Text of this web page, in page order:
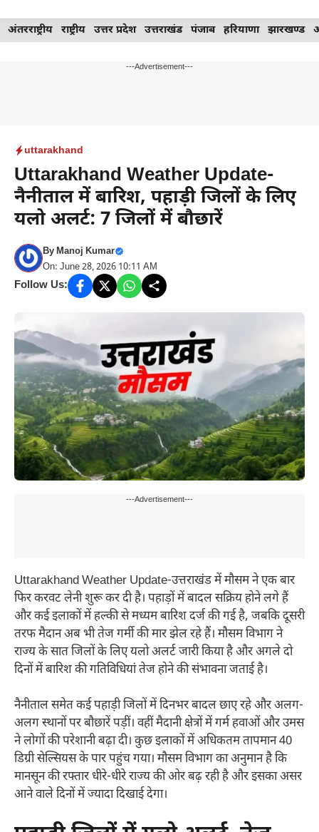
Skip
to
अंतरराष्ट्रीय राष्ट्रीय उत्तर प्रदेश उत्तराखंड पंजाब हरियाणा झारखण्ड
---Advertisement---
uttarakhand
Uttarakhand Weather Update-
नैनीताल में बारिश, पहाड़ी जिलों के लिए
यलो अलर्ट: 7 जिलों में बौछारें
ByManoj Kumar
On: June 28, 2026 10:11 AM
Follow Us:
---Advertisement---
Uttarakhand Weather Update-उत्तराखंड में मौसम ने एक बार
फिर करवट लेनी शुरू कर दी है। पहाड़ों में बादल सक्रिय होने लगे हैं
और कई इलाकों में हल्की से मध्यम बारिश दर्ज की गई है, जबकि दूसरी
तरफ मैदान अब भी तेज गर्मी की मार झेल रहे हैं। मौसम विभाग ने
राज्य के सात जिलों के लिए यलो अलर्ट जारी किया है और अगले दो
दिनों में बारिश की गतिविधियां तेज होने की संभावना जताई है।
नैनीताल समेत कई पहाड़ी जिलों में दिनभर बादल छाए रहे और अलग-
अलग स्थानों पर बौछारें पड़ीं। वहीं मैदानी क्षेत्रों में गर्म हवाओं और उमस
ने लोगों की परेशानी बढ़ा दी। कुछ इलाकों में अधिकतम तापमान 40
डिग्री सेल्सियस के पार पहुंच गया। मौसम विभाग का अनुमान है कि
मानसून की रफ्तार धीरे-धीरे राज्य की ओर बढ़ रही है और इसका असर
आने वाले दिनों में ज्यादा दिखाई देगा।